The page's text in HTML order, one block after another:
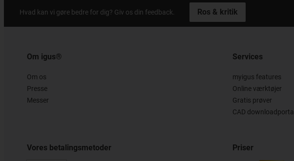
Hvad kan vi gøre bedre for dig? Giv os din feedback. Ros & kritik
Om igus®
Om os
Presse
Messer
Vores betalingsmetoder
Services
myigus features
Online værktøjer
Gratis prøver
CAD downloadportal
Priser